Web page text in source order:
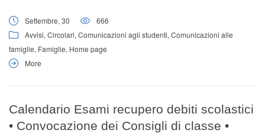
Settembre, 30
666
Avvisi, Circolari, Comunicazioni agli studenti, Comunicazioni alle
famiglie, Famiglie, Home page
More
Calendario Esami recupero debiti scolastici
• Convocazione dei Consigli di classe •